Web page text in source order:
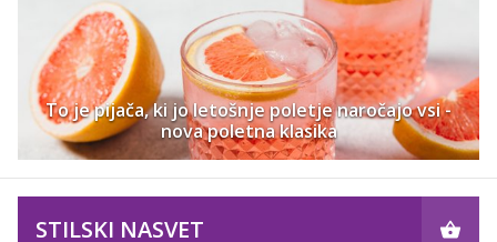
To je pijača, ki jo letošnje poletje naročajo vsi -
nova poletna klasika
STILSKI NASVET